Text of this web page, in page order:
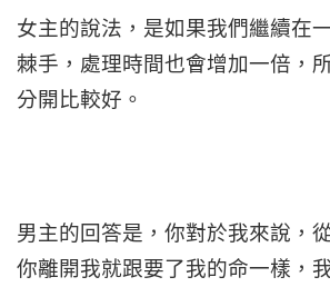
女主的說法，是如果我們繼續在
棘手，處理時間也會增加一倍，
分開比較好。
男主的回答是，你對於我來說，
你離開我就跟要了我的命一樣，